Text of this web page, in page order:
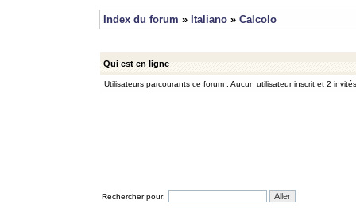
Index du forum » Italiano » Calcolo
Qui est en ligne
Utilisateurs parcourants ce forum : Aucun utilisateur inscrit et 2 invités
Rechercher pour: